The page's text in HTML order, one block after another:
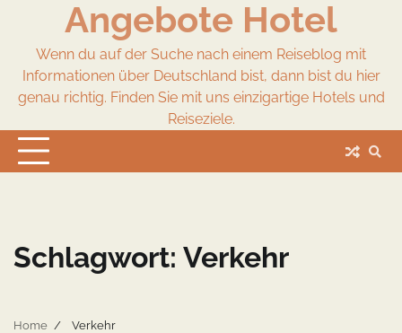
content
Angebote Hotel
Wenn du auf der Suche nach einem Reiseblog mit
Informationen über Deutschland bist, dann bist du hier
genau richtig. Finden Sie mit uns einzigartige Hotels und
Reiseziele.
Schlagwort: Verkehr
Home Verkehr